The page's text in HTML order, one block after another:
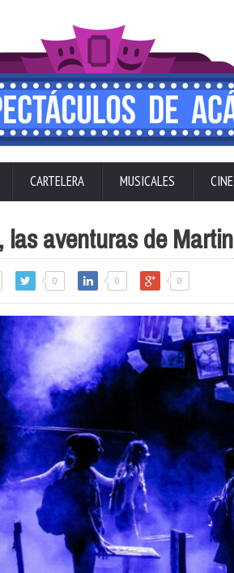
CARTELERA MUSICALES CINE
las aventuras de Martin
0 0 0